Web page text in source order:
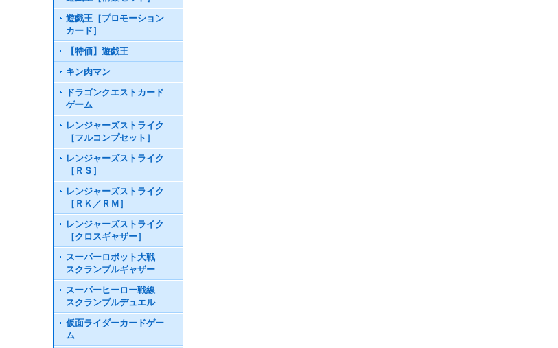
遊戯王［プロモーション
カード］
【特価】遊戯王
キン肉マン
ドラゴンクエストカード
ゲーム
レンジャーズストライク
［フルコンプセット］
レンジャーズストライク
［ＲＳ］
レンジャーズストライク
［ＲＫ／ＲＭ］
レンジャーズストライク
［クロスギャザー］
スーパーロボット大戦
スクランブルギャザー
スーパーヒーロー戦線
スクランブルデュエル
仮面ライダーカードゲー
ム